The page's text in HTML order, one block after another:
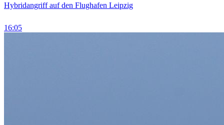
Hybridangriff auf den Flughafen Leipzig
16:05